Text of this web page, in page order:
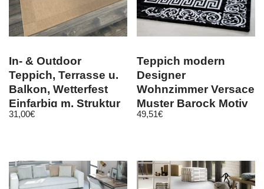
In- & Outdoor
Teppich, Terrasse u.
Balkon, Wetterfest
Einfarbig m. Struktur
31,00€
Teppich modern
Designer
Wohnzimmer Versace
Muster Barock Motiv
Schwarz Grau Weiß
49,51€